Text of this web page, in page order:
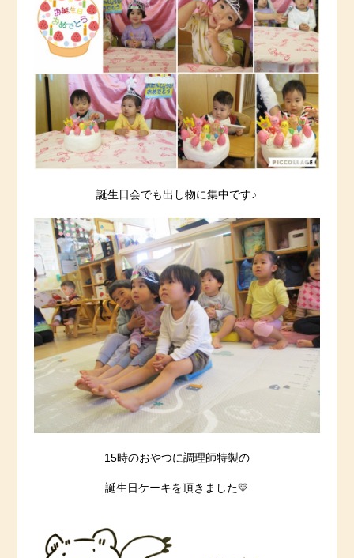
誕生日会でも出し物に集中です♪
15時のおやつに調理師特製の
誕生日ケーキを頂きました💛